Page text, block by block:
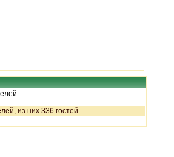
из них 336 гостей